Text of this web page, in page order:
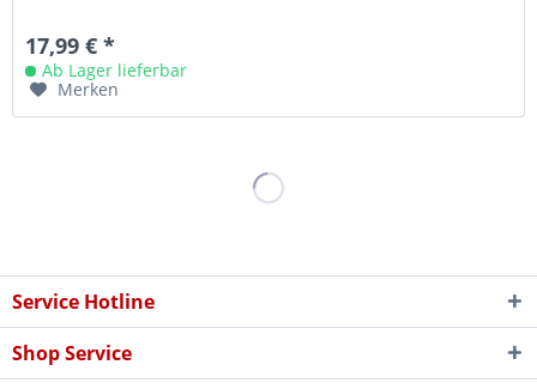
17,99 € *
Ab Lager lieferbar
Merken
Service Hotline
Shop Service